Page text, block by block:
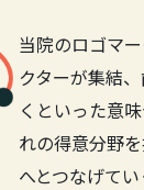
当院のロゴマ
クターが集結
くといった意
れの得意分野
へとつなげて